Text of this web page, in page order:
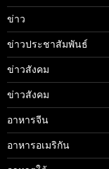
ข่าว
ข่าวประชาสัมพันธ์
ข่าวสังคม
ข่าวสังคม
อาหารจีน
อาหารอเมริกัน